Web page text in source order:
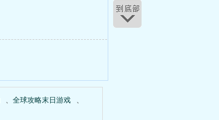
全球攻略末日游戏